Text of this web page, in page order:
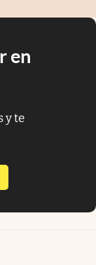
en
y te
nueva pestaña